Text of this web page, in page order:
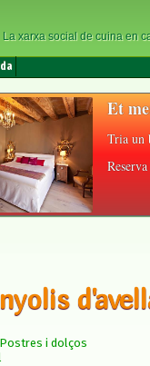
xarxa social de cuina en
Et
Tria un
Postres i dolços